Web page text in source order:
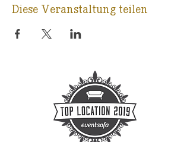
Diese Veranstaltung teilen